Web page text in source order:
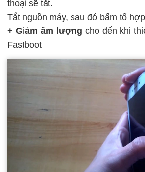
thoại sẽ tắt.
Tắt nguồn máy, sau đó bấm tổ
+ Giảm âm lượng cho đến khi
Fastboot